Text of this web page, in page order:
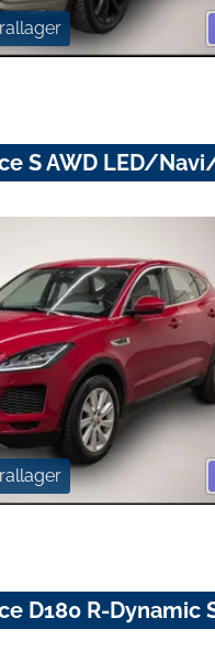
S AWD LED/
D180 R-